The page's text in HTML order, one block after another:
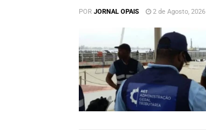
POR JORNAL OPAIS 2 de Agosto, 2026